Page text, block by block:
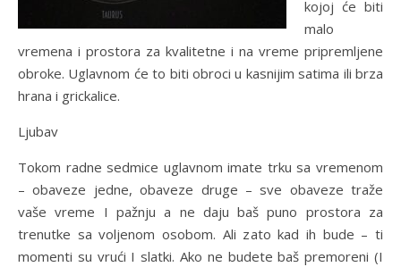
kojoj će biti
malo
vremena i prostora za kvalitetne i na vreme pripremljene
obroke. Uglavnom će to biti obroci u kasnijim satima ili brza
hrana i grickalice.
Ljubav
Tokom radne sedmice uglavnom imate trku sa vremenom
– obaveze jedne, obaveze druge – sve obaveze traže
vaše vreme I pažnju a ne daju baš puno prostora za
trenutke sa voljenom osobom. Ali zato kad ih bude – ti
momenti su vrući I slatki. Ako ne budete baš premoreni (I